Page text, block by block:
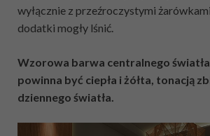
wyłącznie z przeźroczystymi
dodatki mogły lśnić.
Wzorowa barwa centralnego
powinna być ciepła i żółta, tonacją
dziennego światła.